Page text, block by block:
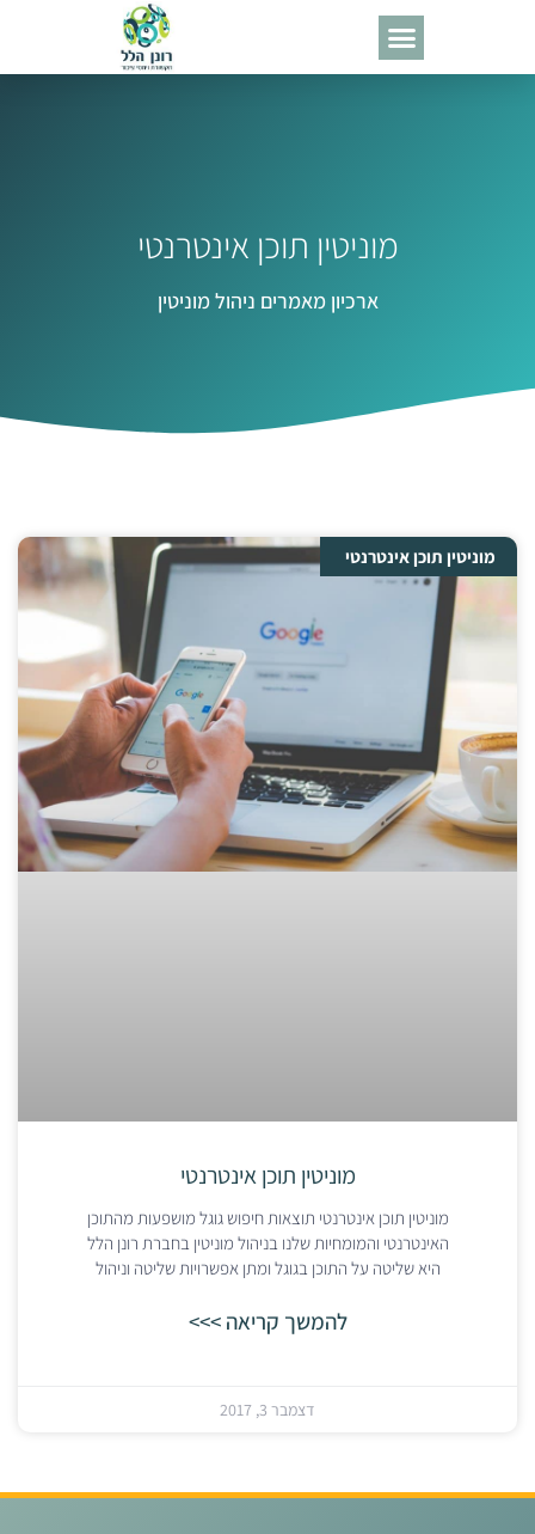
מוניטין תוכן אינטרנטי
ארכיון מאמרים ניהול מוניטין
מוניטין תוכן אינטרנטי
מוניטין תוכן אינטרנטי
מוניטין תוכן אינטרנטי תוצאות חיפוש גוגל מושפעות מהתוכן
האינטרנטי והמומחיות שלנו בניהול מוניטין בחברת רונן הלל
היא שליטה על התוכן בגוגל ומתן אפשרויות שליטה וניהול
להמשך קריאה >>>
דצמבר 3, 2017